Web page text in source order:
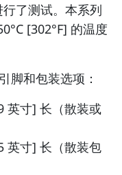
行了测试。本系列
[302°F] 的温度
脚和包装选项：
英寸] 长（散装或
英寸] 长（散装包